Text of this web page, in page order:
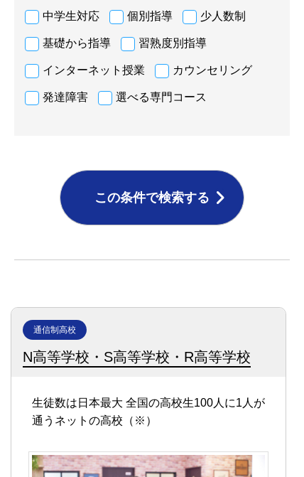
中学生対応 個別指導 少人数制
基礎から指導 習熟度別指導
インターネット授業 カウンセリング
発達障害 選べる専門コース
この条件で検索する
通信制高校
N高等学校・S高等学校・R高等学校
生徒数は日本最大 全国の高校生100人に1人が
通うネットの高校（※）